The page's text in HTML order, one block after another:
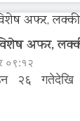
अफर,
०९:१२
२६